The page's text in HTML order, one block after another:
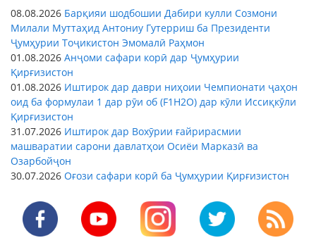
08.08.2026 Барқияи шодбошии Дабири кулли Созмони
Милали Муттаҳид Антониу Гутерриш ба Президенти
Ҷумҳурии Тоҷикистон Эмомалӣ Раҳмон
01.08.2026 Анҷоми сафари корӣ дар Ҷумҳурии
Қирғизистон
01.08.2026 Иштирок дар даври ниҳоии Чемпионати ҷаҳон
оид ба формулаи 1 дар рӯи об (F1H2O) дар кӯли Иссиқкӯли
Қирғизистон
31.07.2026 Иштирок дар Вохӯрии ғайрирасмии
машваратии сарони давлатҳои Осиёи Марказӣ ва
Озарбойҷон
30.07.2026 Оғози сафари корӣ ба Ҷумҳурии Қирғизистон